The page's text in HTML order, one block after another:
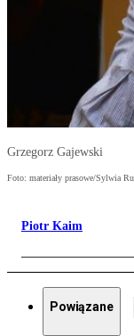
Grzegorz Gajewski
Foto: materiały prasowe/Sylwia
Piotr Kaim
Powiązane